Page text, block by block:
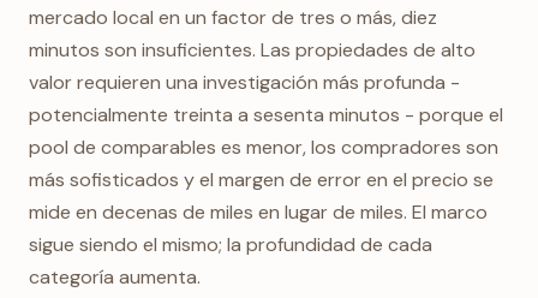
mercado local en un factor de tres o más, diez
minutos son insuficientes. Las propiedades de alto
valor requieren una investigación más profunda -
potencialmente treinta a sesenta minutos - porque el
pool de comparables es menor, los compradores son
más sofisticados y el margen de error en el precio se
mide en decenas de miles en lugar de miles. El marco
sigue siendo el mismo; la profundidad de cada
categoría aumenta.